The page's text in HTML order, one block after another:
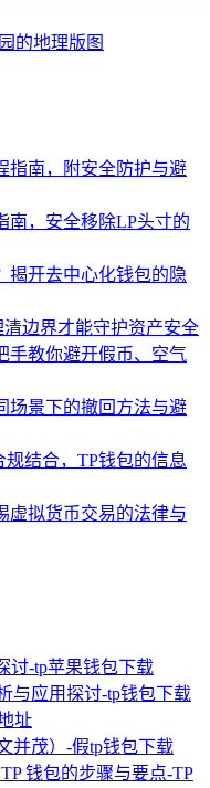
的地理版图
指南，附安全防护与避
南，安全移除LP头寸的
揭开去中心化钱包的隐
边界才能守护资产安全
手教你避开假币、空气
场景下的撤回方法与避
结合，TP钱包的信息
虚拟货币交易的法律与
讨-tp苹果钱包下载
与应用探讨-tp钱包下载
址
并茂）-假tp钱包下载
钱包的步骤与要点-TP